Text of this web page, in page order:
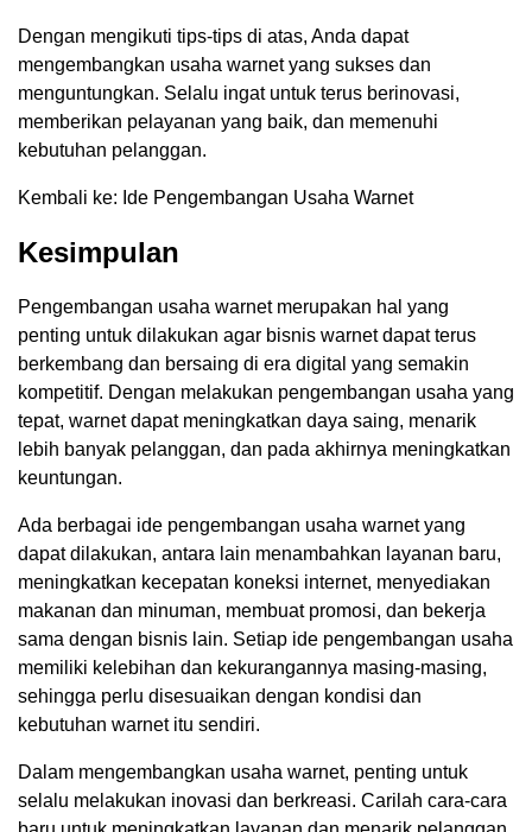
Dengan mengikuti tips-tips di atas, Anda dapat
mengembangkan usaha warnet yang sukses dan
menguntungkan. Selalu ingat untuk terus berinovasi,
memberikan pelayanan yang baik, dan memenuhi
kebutuhan pelanggan.
Kembali ke: Ide Pengembangan Usaha Warnet
Kesimpulan
Pengembangan usaha warnet merupakan hal yang
penting untuk dilakukan agar bisnis warnet dapat terus
berkembang dan bersaing di era digital yang semakin
kompetitif. Dengan melakukan pengembangan usaha yang
tepat, warnet dapat meningkatkan daya saing, menarik
lebih banyak pelanggan, dan pada akhirnya meningkatkan
keuntungan.
Ada berbagai ide pengembangan usaha warnet yang
dapat dilakukan, antara lain menambahkan layanan baru,
meningkatkan kecepatan koneksi internet, menyediakan
makanan dan minuman, membuat promosi, dan bekerja
sama dengan bisnis lain. Setiap ide pengembangan usaha
memiliki kelebihan dan kekurangannya masing-masing,
sehingga perlu disesuaikan dengan kondisi dan
kebutuhan warnet itu sendiri.
Dalam mengembangkan usaha warnet, penting untuk
selalu melakukan inovasi dan berkreasi. Carilah cara-cara